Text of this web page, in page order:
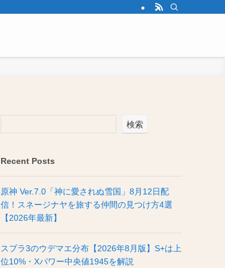
検索
Recent Posts
原神 Ver.7.0「神に愛されぬ雪国」8月12日配
信！スネージナヤを旅する仲間の見つけ方4選
【2026年最新】
スプラ3のウデマエ分布【2026年8月版】S+は上
位10%・Xパワー中央値1945を解説